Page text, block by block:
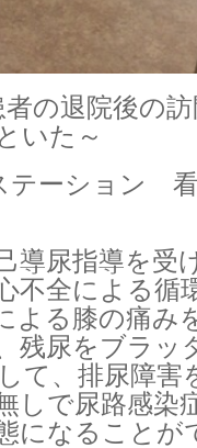
の退院後の
いた～
テーション
導尿指導を受
不全による循
よる膝の痛み
残尿をブラッ
て、排尿障害
しで尿路感染
になることが